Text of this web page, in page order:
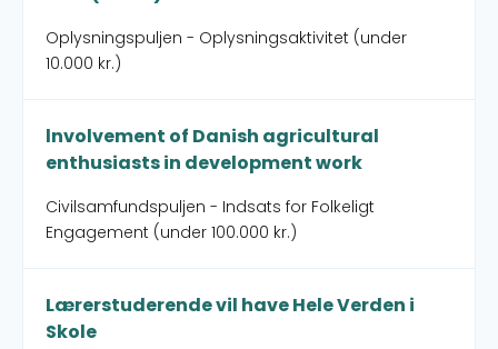
Oplysningspuljen - Oplysningsaktivitet (under
10.000 kr.)
lnvolvement of Danish agricultural
enthusiasts in development work
Civilsamfundspuljen - Indsats for Folkeligt
Engagement (under 100.000 kr.)
Lærerstuderende vil have Hele Verden i
Skole